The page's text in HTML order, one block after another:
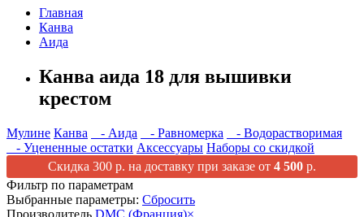
Главная
Канва
Аида
Канва аида 18 для вышивки
крестом
Мулине Канва - Аида - Равномерка
- Водорастворимая
- Уцененные остатки Аксессуары Наборы со скидкой
Скидка 300 р. на доставку при заказе от 4 500 р.
Фильтр по параметрам
Выбранные параметры: Сбросить
Производитель DMC (Франция)×